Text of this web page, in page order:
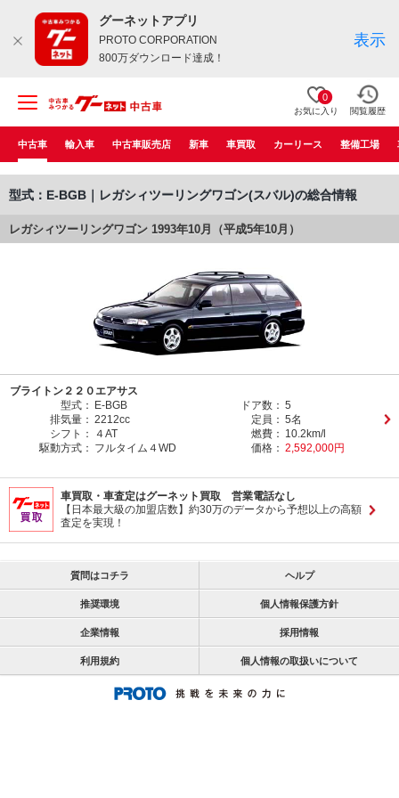
グーネットアプリ
PROTO CORPORATION
800万ダウンロード達成！
表示
0
お気に入り 閲覧履歴
中古車 輸入車 中古車販売店 新車 車買取 カーリース 整備工場
型式：E-BGB｜レガシィツーリングワゴン(スバル)の総合情報
レガシィツーリングワゴン 1993年10月（平成5年10月）
ブライトン２２０エアサス
型式：
E-BGB ドア数： 5
排気量： 2212cc 定員： 5名
シフト：
４AT 燃費： 10.2km/l
駆動方式： フルタイム４WD 価格： 2,592,000円
車買取・車査定はグーネット買取 営業電話なし
【日本最大級の加盟店数】約30万のデータから予想以上の高額
査定を実現！
質問はコチラ ヘルプ
推奨環境 個人情報保護方針
企業情報 採用情報
利用規約 個人情報の取扱いについて